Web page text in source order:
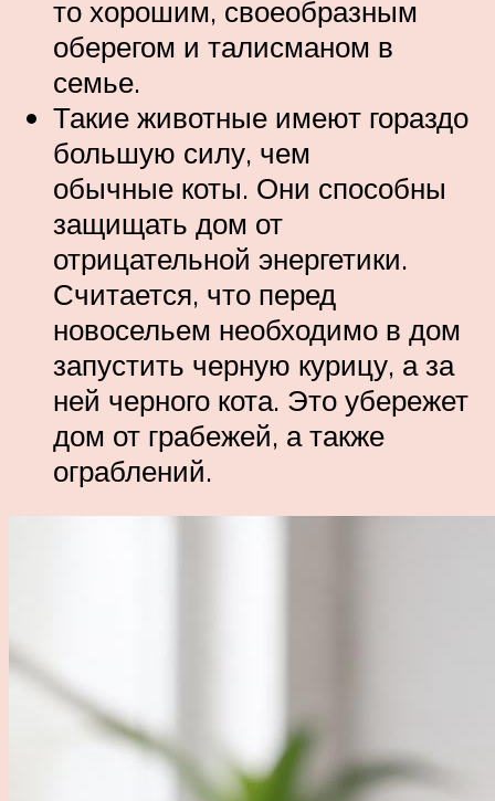
то хорошим, своеобразным
оберегом и талисманом в
семье.
Такие животные имеют гораздо
большую силу, чем
обычные коты. Они способны
защищать дом от
отрицательной энергетики.
Считается, что перед
новосельем необходимо в дом
запустить черную курицу, а за
ней черного кота. Это убережет
дом от грабежей, а также
ограблений.